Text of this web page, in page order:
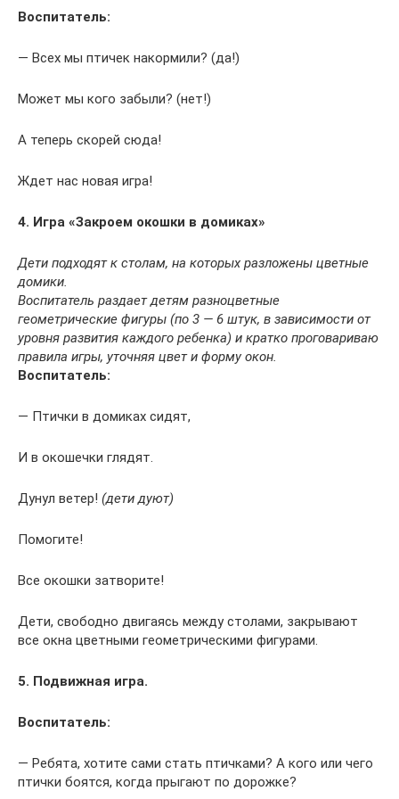
Воспитатель:
— Всех мы птичек накормили? (да!)
Может мы кого забыли? (нет!)
А теперь скорей сюда!
Ждет нас новая игра!
4. Игра «Закроем окошки в домиках»
Дети подходят к столам, на которых разложены цветные
домики.
Воспитатель раздает детям разноцветные
геометрические фигуры (по 3 — 6 штук, в зависимости от
уровня развития каждого ребенка) и кратко проговариваю
правила игры, уточняя цвет и форму окон.
Воспитатель:
— Птички в домиках сидят,
И в окошечки глядят.
Дунул ветер! (дети дуют)
Помогите!
Все окошки затворите!
Дети, свободно двигаясь между столами, закрывают
все окна цветными геометрическими фигурами.
5. Подвижная игра.
Воспитатель:
— Ребята, хотите сами стать птичками? А кого или чего
птички боятся, когда прыгают по дорожке?